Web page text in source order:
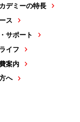
デミーの特長
ス
サポート
イフ
案内
へ